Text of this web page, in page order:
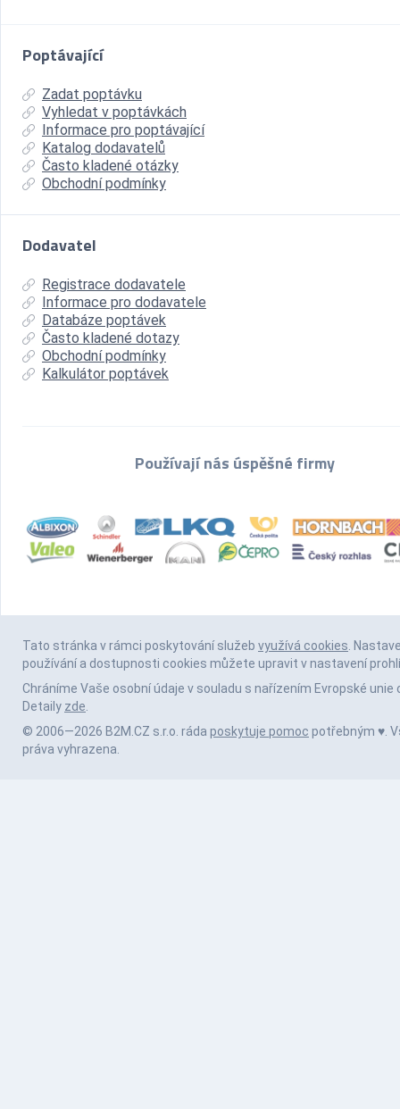
Poptávající
Zadat poptávku
Vyhledat v poptávkách
Informace pro poptávající
Katalog dodavatelů
Často kladené otázky
Obchodní podmínky
Dodavatel
Registrace dodavatele
Informace pro dodavatele
Databáze poptávek
Často kladené dotazy
Obchodní podmínky
Kalkulátor poptávek
Používají nás úspěšné firmy
Tato stránka v rámci poskytování služeb využívá cookies.
používání a dostupnosti cookies můžete upravit v nastavení
Chráníme Vaše osobní údaje v souladu s nařízením Evropské unie
Detaily zde.
© 2006—2026 B2M.CZ s.r.o. ráda poskytuje pomoc potřebným ♥️.
práva vyhrazena.